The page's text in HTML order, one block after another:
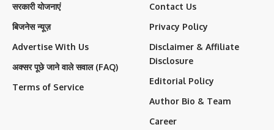
सरकारी योजनाएं
बिजनेस न्यूज़
Advertise With Us
अक्सर पूछे जाने वाले सवाल (FAQ)
Terms of Service
Contact Us
Privacy Policy
Disclaimer & Affiliate
Disclosure
Editorial Policy
Author Bio & Team
Career